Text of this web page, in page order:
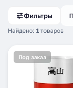
Фильтры
Найдено: 1 товаров
Под заказ